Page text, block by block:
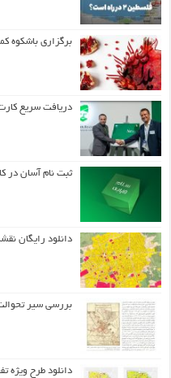
برگزاری باشکوه
دریافت سریع
ثبت نام آسان در
دانلود رایگان
بررسی سیر
دانلود طرح ويژه